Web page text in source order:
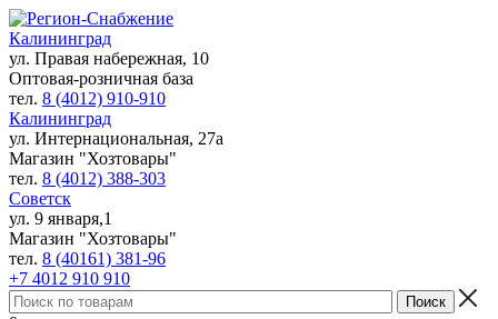
Калининград
ул. Правая набережная, 10
Оптовая-розничная база
тел. 8 (4012) 910-910
Калининград
ул. Интернациональная, 27а
Магазин "Хозтовары"
тел. 8 (4012) 388-303
Советск
ул. 9 января,1
Магазин "Хозтовары"
тел. 8 (40161) 381-96
+7 4012 910 910